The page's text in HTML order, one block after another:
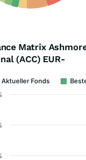
Matrix
(ACC) EUR-
Aktueller Fonds